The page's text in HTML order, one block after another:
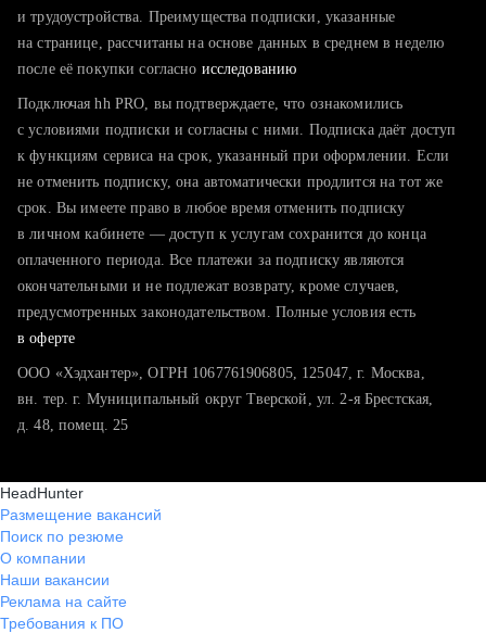
тратите много времени на поиск и вручную поднимаете
хотите сравнить себя с конкурентами и оценить шансы
и трудоустройства. Преимущества подписки, указанные
на странице, рассчитаны на основе данных в среднем в неделю
после её покупки согласно исследованию
Подключая hh PRO, вы подтверждаете, что ознакомились
с условиями подписки и согласны с ними. Подписка даёт доступ
к функциям сервиса на срок, указанный при оформлении. Если
не отменить подписку, она автоматически продлится на тот же
срок. Вы имеете право в любое время отменить подписку
в личном кабинете — доступ к услугам сохранится до конца
оплаченного периода. Все платежи за подписку являются
окончательными и не подлежат возврату, кроме случаев,
предусмотренных законодательством. Полные условия есть
в оферте
ООО «Хэдхантер», ОГРН 1067761906805, 125047, г. Москва,
вн. тер. г. Муниципальный округ Тверской, ул. 2-я Брестская,
д. 48, помещ. 25
HeadHunter
Размещение вакансий
Поиск по резюме
О компании
Наши вакансии
Реклама на сайте
Требования к ПО